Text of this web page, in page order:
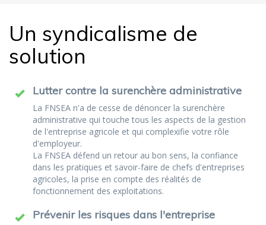
Un syndicalisme de
solution
Lutter contre la surenchère administrative
La FNSEA n'a de cesse de dénoncer la surenchère
administrative qui touche tous les aspects de la gestion
de l'entreprise agricole et qui complexifie votre rôle
d'employeur.
La FNSEA défend un retour au bon sens, la confiance
dans les pratiques et savoir-faire de chefs d'entreprises
agricoles, la prise en compte des réalités de
fonctionnement des exploitations.
Prévenir les risques dans l'entreprise